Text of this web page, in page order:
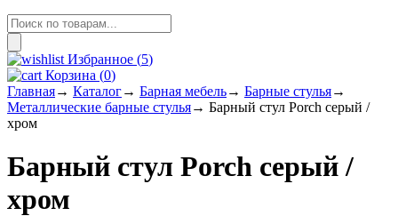
Поиск
товаров
Избранное (5)
Корзина (0)
Главная→ Каталог→ Барная мебель→ Барные стулья→
Металлические барные стулья→ Барный стул Porch серый /
хром
Барный стул Porch серый /
хром